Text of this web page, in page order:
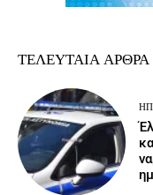
ΤΕΛΕΥΤΑΊΑ ΆΡΘΡΑ